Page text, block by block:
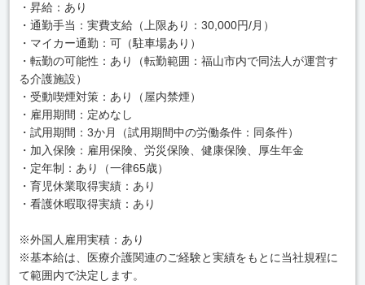
・昇給：あり
・通勤手当：実費支給（上限あり：30,000円/月）
・マイカー通勤：可（駐車場あり）
・転勤の可能性：あり（転勤範囲：福山市内で同法人が運営す
る介護施設）
・受動喫煙対策：あり（屋内禁煙）
・雇用期間：定めなし
・試用期間：3か月（試用期間中の労働条件：同条件）
・加入保険：雇用保険、労災保険、健康保険、厚生年金
・定年制：あり（一律65歳）
・育児休業取得実績：あり
・看護休暇取得実績：あり
※外国人雇用実積：あり
※基本給は、医療介護関連のご経験と実績をもとに当社規程に
て範囲内で決定します。